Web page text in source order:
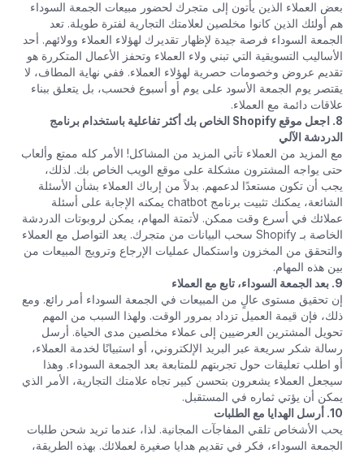
بعض العملاء الذين يأتون إلى متجرك لحضور مبيعات الجمعة السوداء
هم أولئك الذين كانوا مخلصين لعلامتك التجارية لفترة طويلة. تعد
الجمعة السوداء فرصة جيدة لإظهار تقديرك لهؤلاء العملاء وولائهم. أحد
الأساليب التسويقية التي تبني ولاء العملاء وتحفز الأعمال المتكررة هو
تقديم عروض وخصومات حصرية لهؤلاء العملاء. ففي نهاية المطاف، لا
يقتصر يوم الجمعة الأسود على يوم أو أسبوع فحسب، بل يتعلق ببناء
علاقات دائمة مع العملاء.
8. اجعل موقع Shopify الخاص بك أكثر تفاعلية باستخدام برنامج
الدردشة الآلي
مع المزيد من العملاء تأتي المزيد من المشاكل! الأمر كله ممتع وألعاب
حتى يواجه المشترون مشكلة على موقع الويب الخاص بك. لذلك،
يجب أن تكون مستعدًا لدعمهم. بدلاً من إرباك العملاء بشأن الأسئلة
الشائعة، يمكنك تثبيت برنامج chatbot يمكنه الإجابة على أسئلة
عملائك في أسرع وقت ممكن. لأتمتة المهام، يمكن لروبوتات الدردشة
الخاصة بـ Shopify سحب البيانات من متجرك. يعد التواصل مع العملاء
والتحقق من المخزون واستكمال عمليات الإرجاع وترويج المبيعات من
بين هذه المهام.
9. بعد الجمعة السوداء، تابع مع العملاء
إن تحقيق مستوى عالٍ من المبيعات في الجمعة السوداء أمر رائع. ومع
ذلك، فإن قيمة العميل تزداد بمرور الوقت. ولهذا السبب من المهم
تحويل المشترين العرضيين إلى عملاء مخلصين مدى الحياة. أرسل
رسالة شكر سريعة عبر البريد الإلكتروني، أو استبيانًا لخدمة العملاء،
أو اطلب تعليقات حول تجربتهم للمتابعة بعد الجمعة السوداء. وهذا
سيجعل العملاء يشعرون بتحسن كبير تجاه علامتك التجارية، الأمر الذي
يمكن أن يؤتي ثماره في المستقبل.
10. أرسل الهدايا مع الطلبات
يحب الأشخاص تلقي المفاجآت المجانية. لذا، عندما تريد شحن طلبات
الجمعة السوداء، فكر في تقديم هدايا صغيرة لعملائك. بهذه الطريقة،